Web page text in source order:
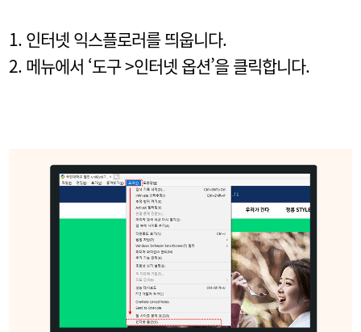
1. 인터넷 익스플로러를 띄웁니다.
2. 메뉴에서 ‘도구 >인터넷 옵션’을 클릭합니다.